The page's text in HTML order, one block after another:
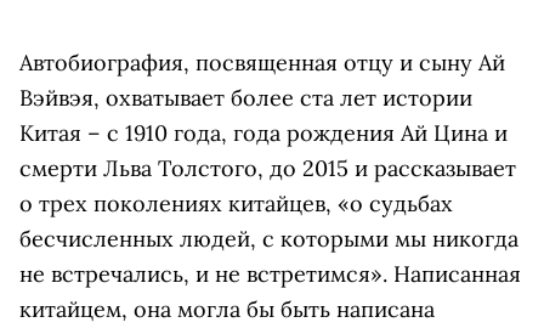
Автобиография, посвященная отцу и сыну Ай
Вэйвэя, охватывает более ста лет истории
Китая – с 1910 года, года рождения Ай Цина и
смерти Льва Толстого, до 2015 и рассказывает
о трех поколениях китайцев, «о судьбах
бесчисленных людей, с которыми мы никогда
не встречались, и не встретимся». Написанная
китайцем, она могла бы быть написана